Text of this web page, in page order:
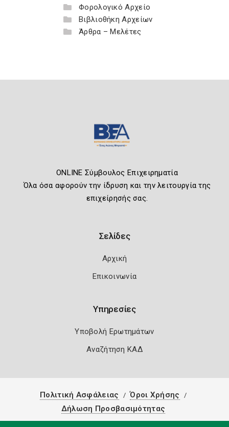
Φορολογικό Αρχείο
Βιβλιοθήκη Αρχείων
Άρθρα – Μελέτες
ONLINE Σύμβουλος Επιχειρηματία
Όλα όσα αφορούν την ίδρυση και την λειτουργία της
επιχείρησής σας.
Σελίδες
Αρχική
Επικοινωνία
Υπηρεσίες
Υποβολή Ερωτημάτων
Αναζήτηση ΚΑΔ
Πολιτική Ασφάλειας
Όροι Χρήσης
Δήλωση Προσβασιμότητας